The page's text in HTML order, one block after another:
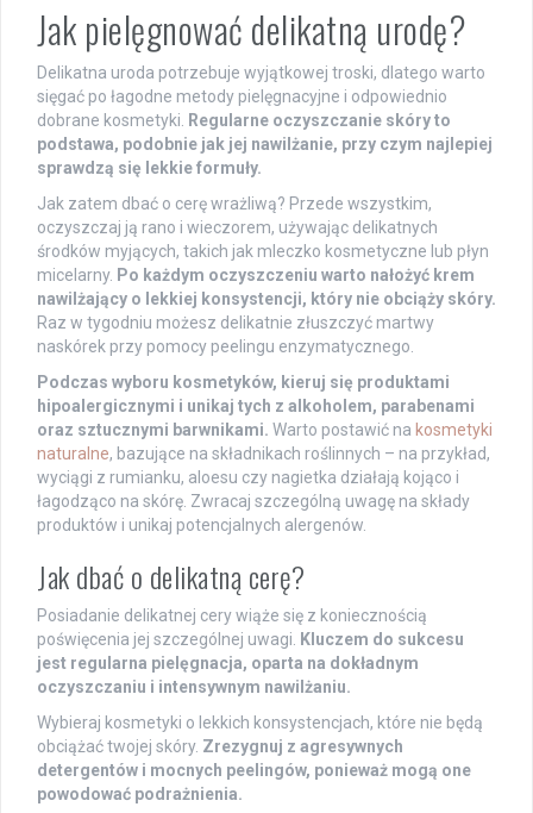
Jak pielęgnować delikatną urodę?
Delikatna uroda potrzebuje wyjątkowej troski, dlatego warto
sięgać po łagodne metody pielęgnacyjne i odpowiednio
dobrane kosmetyki.
Regularne oczyszczanie skóry to
podstawa, podobnie jak jej nawilżanie, przy czym najlepiej
sprawdzą się lekkie formuły.
Jak zatem dbać o cerę wrażliwą? Przede wszystkim,
oczyszczaj ją rano i wieczorem, używając delikatnych
środków myjących, takich jak mleczko kosmetyczne lub płyn
micelarny. Po każdym oczyszczeniu warto nałożyć krem
nawilżający o lekkiej konsystencji, który nie obciąży skóry.
Raz w tygodniu możesz delikatnie złuszczyć martwy
naskórek przy pomocy peelingu enzymatycznego.
Podczas wyboru kosmetyków, kieruj się produktami
hipoalergicznymi i unikaj tych z alkoholem, parabenami
oraz sztucznymi barwnikami. Warto postawić na kosmetyki
naturalne, bazujące na składnikach roślinnych – na przykład,
wyciągi z rumianku, aloesu czy nagietka działają kojąco i
łagodząco na skórę. Zwracaj szczególną uwagę na składy
produktów i unikaj potencjalnych alergenów.
Jak dbać o delikatną cerę?
Posiadanie delikatnej cery wiąże się z koniecznością
poświęcenia jej szczególnej uwagi.
Kluczem do sukcesu
jest regularna pielęgnacja, oparta na dokładnym
oczyszczaniu i intensywnym nawilżaniu.
Wybieraj kosmetyki o lekkich konsystencjach, które nie będą
obciążać twojej skóry. Zrezygnuj z agresywnych
detergentów i mocnych peelingów, ponieważ mogą one
powodować podrażnienia.